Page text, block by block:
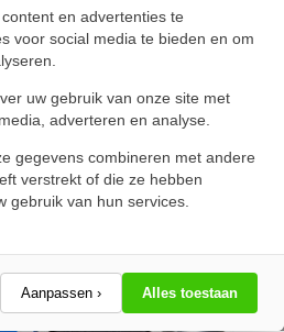
en advertenties te
voor social media te bieden en om
uw gebruik van onze site met
adverteren en analyse.
gegevens combineren met andere
verstrekt of die ze hebben
gebruik van hun services.
Aanpassen › Alles toestaan
6006 LLU C3 5K
★★★
★★★
een review!